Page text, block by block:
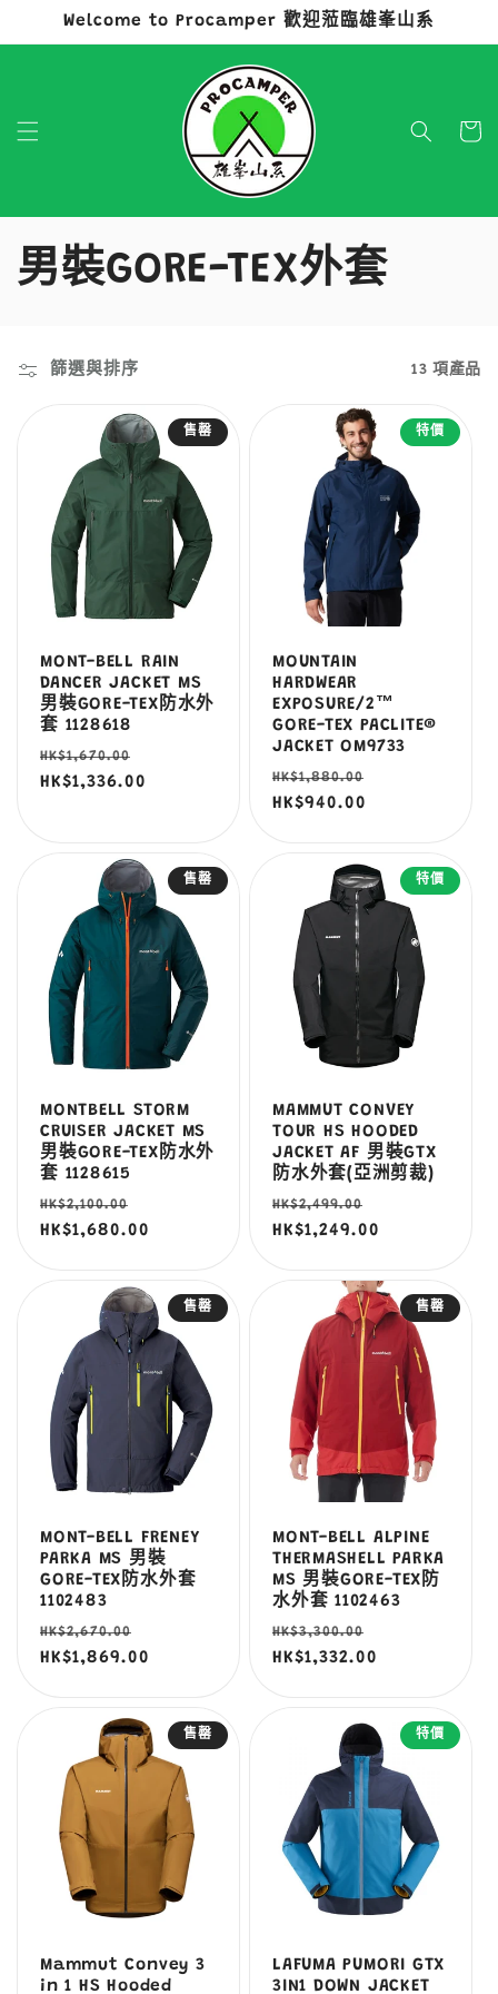
跳至內容
Welcome to Procamper 歡迎蒞臨雄峯山系
物
商
系
男裝GORE-TEX外套
篩選與排序 13 項產品
售罄
MONT-BELL RAIN
DANCER JACKET MS
男裝GORE-TEX防水外
套 1128618
定
價
HK$1,670.00
價
HK$1,336.00
特價
MOUNTAIN
HARDWEAR
EXPOSURE/2™
GORE-TEX PACLITE®
JACKET OM9733
定
價
HK$1,880.00
HK$940.00
售罄
MONTBELL STORM
CRUISER JACKET MS
男裝GORE-TEX防水外
套 1128615
定
價
HK$2,100.00
價
HK$1,680.00
特價
MAMMUT CONVEY
TOUR HS HOODED
JACKET AF 男裝GTX
防水外套(亞洲剪裁)
定
價
HK$2,499.00
價
HK$1,249.00
售罄
MONT-BELL FRENEY
PARKA MS 男裝
GORE-TEX防水外套
1102483
定
價
HK$2,670.00
價
HK$1,869.00
售罄
MONT-BELL ALPINE
THERMASHELL PARKA
MS 男裝GORE-TEX防
水外套 1102463
定
價
HK$3,300.00
價
HK$1,332.00
售罄
Mammut Convey 3
in 1 HS Hooded
特價
LAFUMA PUMORI GTX
3IN1 DOWN JACKET